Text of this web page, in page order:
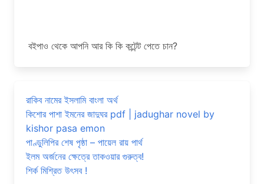
বইপাও থেকে আপনি আর কি কি কন্টেন্ট পেতে চান?
রাকিব নামের ইসলামি বাংলা অর্থ
কিশোর পাশা ইমনের জাদুঘর pdf | jadughar novel by
kishor pasa emon
পাণ্ডুলিপির শেষ পৃষ্ঠা – পায়েল রায় পার্থ
ইলম অর্জনের ক্ষেত্রে তাকওয়ার গুরুত্ব!
শির্ক মিশ্রিত উৎসব !